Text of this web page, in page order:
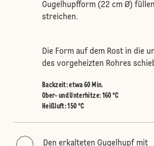
Gugelhupfform (22 cm Ø)
streichen.
Die Form auf dem Rost in die
des vorgeheizten Rohres
Backzeit: etwa 60 Min.
Ober- und Unterhitze: 160 °C
Heißluft:150 °C
Den erkalteten Gugelhupf mit